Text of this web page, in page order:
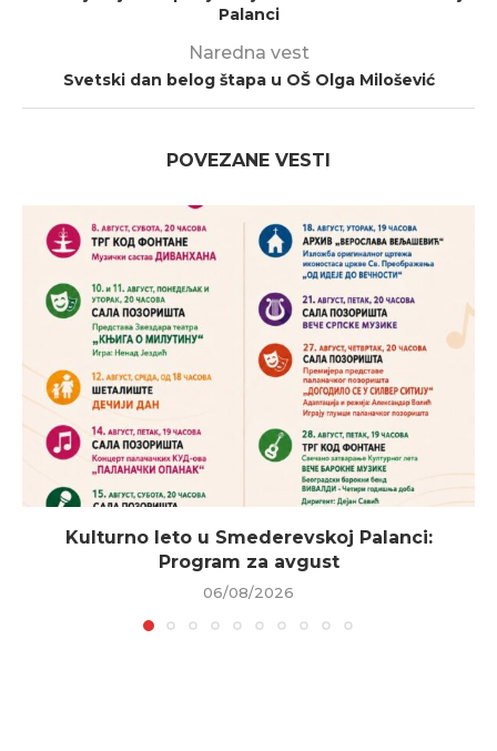
Palanci
Naredna vest
Svetski dan belog štapa u OŠ Olga Milošević
POVEZANE VESTI
Kulturno leto u Smederevskoj Palanci:
Program za avgust
06/08/2026